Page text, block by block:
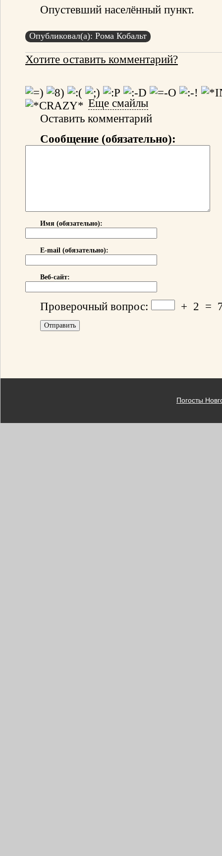
Опустевший населённый пункт.
Опубликовал(а): Рома Кобальт
Хотите оставить комментарий?
Еще смайлы
Оставить комментарий
Сообщение (обязательно):
Имя (обязательно):
E-mail (обязательно):
Веб-сайт:
Проверочный вопрос: + 2 =
Погосты